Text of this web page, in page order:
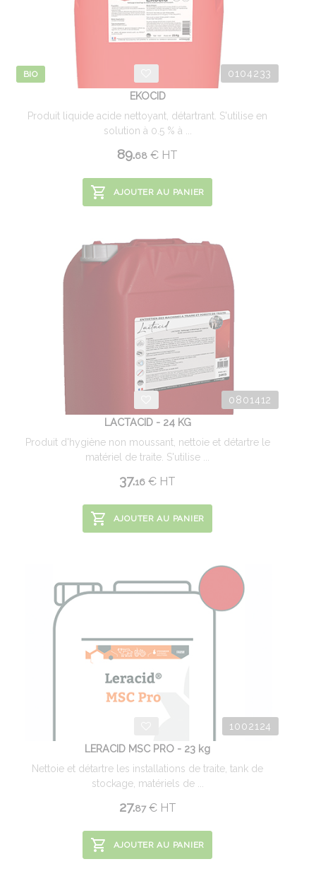
BIO 0104233
EKOCID
Produit liquide acide nettoyant, détartrant. S'utilise en
solution à 0.5 % à ...
89.68 € HT
AJOUTER AU PANIER
0801412
LACTACID - 24 KG
Produit d'hygiène non moussant, nettoie et détartre le
matériel de traite. S'utilise ...
37.16 € HT
AJOUTER AU PANIER
1002124
LERACID MSC PRO - 23 kg
Nettoie et détartre les installations de traite, tank de
stockage, matériels de ...
27.87 €HT
AJOUTER AU PANIER